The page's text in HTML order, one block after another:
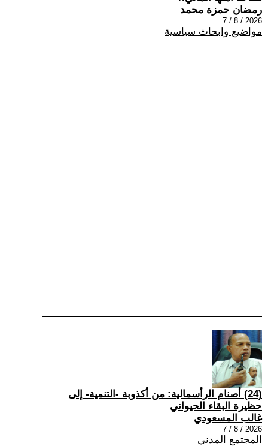
رمضان حمزة محمد
2026 / 8 / 7
مواضيع وابحاث سياسية
(24) أصنام الرأسمالية: من أكذوبة -التنمية- إلى
حظيرة البقاء الحيواني
غالب المسعودي
2026 / 8 / 7
المجتمع المدني